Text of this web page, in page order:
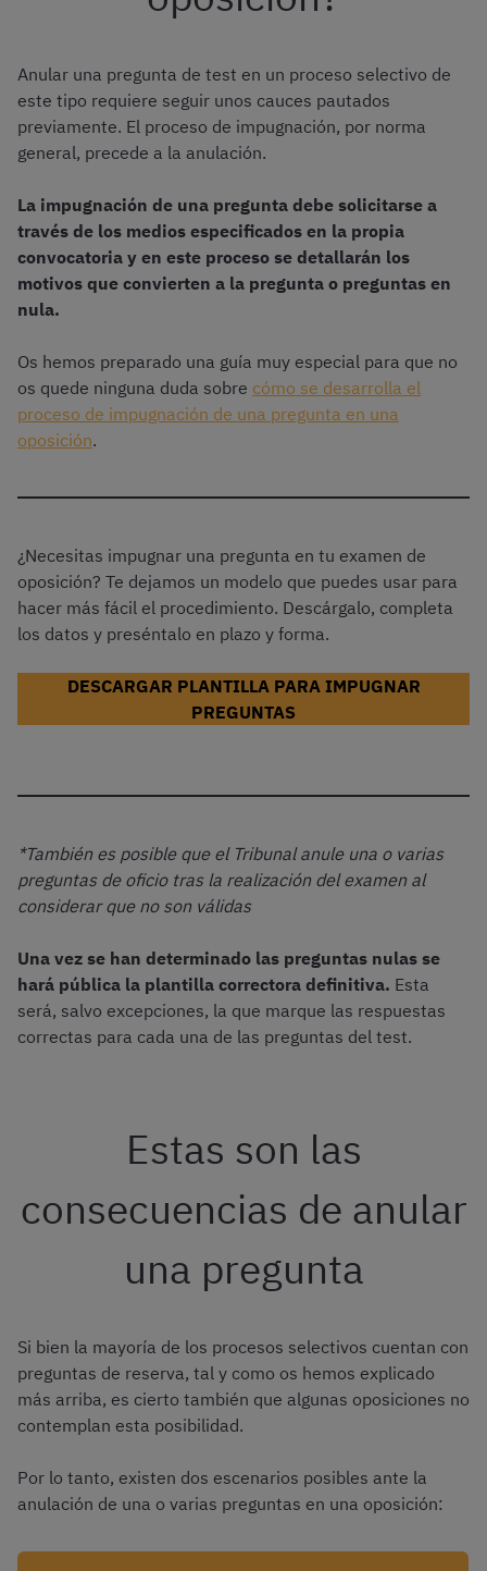
Anular una pregunta de test en un proceso selectivo de
este tipo requiere seguir unos cauces pautados
previamente. El proceso de impugnación, por norma
general, precede a la anulación.
La impugnación de una pregunta debe solicitarse a
través de los medios especificados en la propia
convocatoria y en este proceso se detallarán los
motivos que convierten a la pregunta o preguntas en
nula.
Os hemos preparado una guía muy especial para que no
os quede ninguna duda sobre cómo se desarrolla el
proceso de impugnación de una pregunta en una
oposición.
¿Necesitas impugnar una pregunta en tu examen de
oposición? Te dejamos un modelo que puedes usar para
hacer más fácil el procedimiento. Descárgalo, completa
los datos y preséntalo en plazo y forma.
DESCARGAR PLANTILLA PARA IMPUGNAR
PREGUNTAS
*También es posible que el Tribunal anule una o varias
preguntas de oficio tras la realización del examen al
considerar que no son válidas
Una vez se han determinado las preguntas nulas se
hará pública la plantilla correctora definitiva. Esta
será, salvo excepciones, la que marque las respuestas
correctas para cada una de las preguntas del test.
Estas son las
consecuencias de anular
una pregunta
Si bien la mayoría de los procesos selectivos cuentan con
preguntas de reserva, tal y como os hemos explicado
más arriba, es cierto también que algunas oposiciones no
contemplan esta posibilidad.
Por lo tanto, existen dos escenarios posibles ante la
anulación de una o varias preguntas en una oposición: